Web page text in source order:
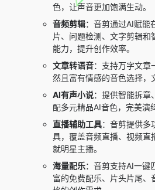
色，让声音更加饱满生动。
音频剪辑：音剪通过AI赋能
片、问题检测、文字剪辑
能力，提升创作效率。
文章转语音：支持万字文章
然且富有情感的音色选择，
AI有声小说：提供智能拆章
配多元精品AI音色，完美演
直播辅助工具：音剪提供多
具，覆盖音频直播、视频直
就明星主播。
海量配乐：音剪支持AI一键
富的免费配乐、片头片尾、